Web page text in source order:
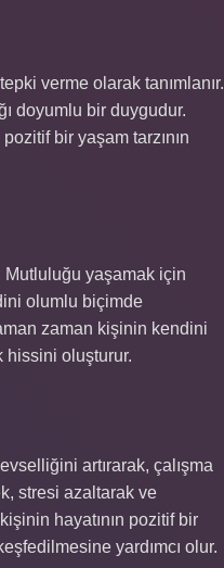
verme olarak tanımlanır.
doyumlu bir duygudur.
bir yaşam tarzının
Mutluluğu yaşamak için
olumlu biçimde
zaman kişinin kendini
hissini oluşturur.
artırarak, çalışma
stresi azaltarak ve
hayatının pozitif bir
yardımcı olur.